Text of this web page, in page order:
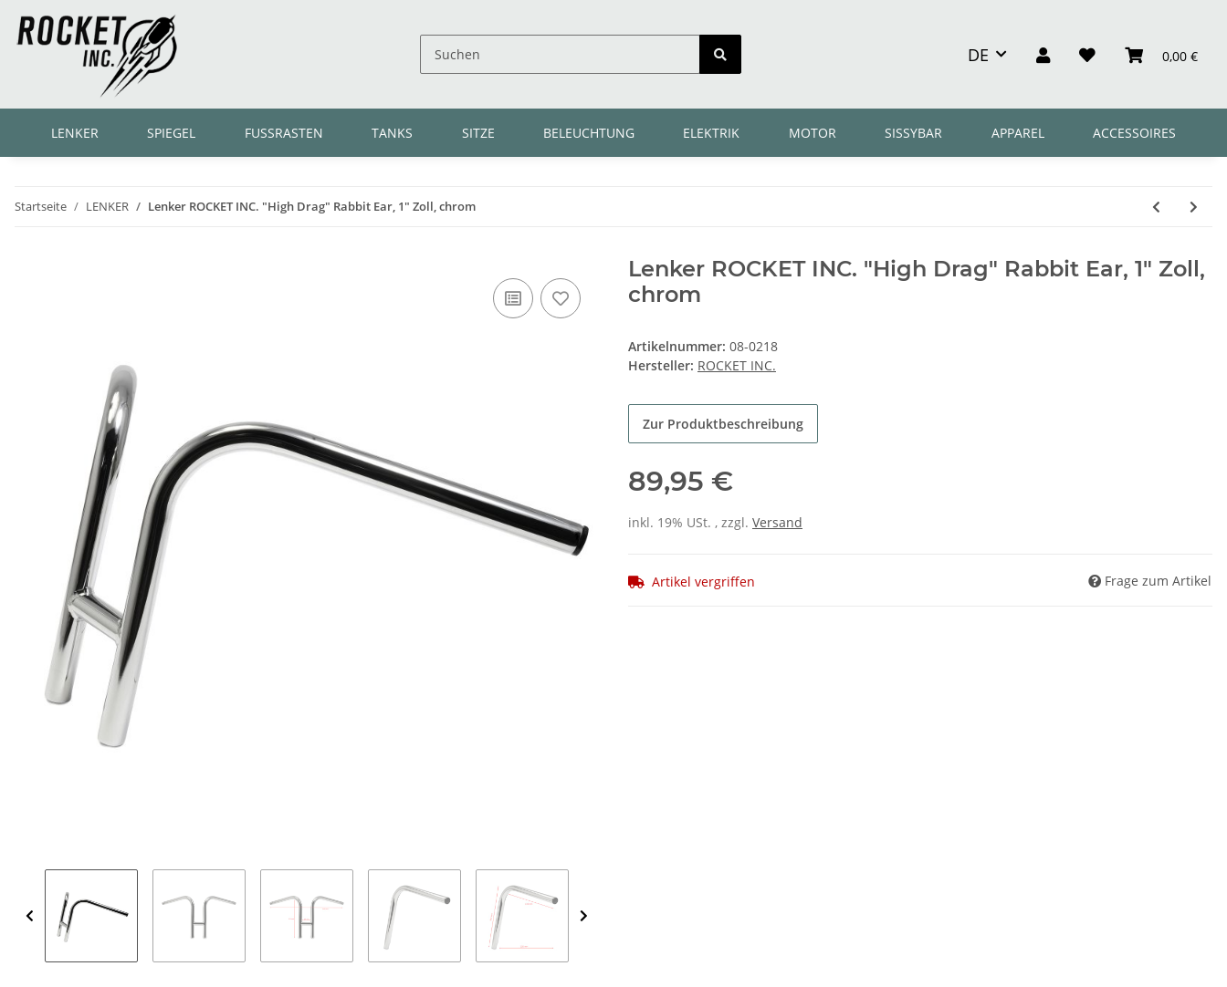
DE 0,00 €
LENKER SPIEGEL FUSSRASTEN TANKS SITZE BELEUCHTUNG ELEKTRIK MOTOR SISSYBAR APPAREL ACCESSOIRES
Startseite LENKER Lenker ROCKET INC. "High Drag" Rabbit Ear, 1" Zoll, chrom
Lenker ROCKET INC. "High Drag" Rabbit Ear, 1" Zoll,
chrom
Artikelnummer: 08-0218
Hersteller: ROCKET INC.
Zur Produktbeschreibung
89,95 €
inkl. 19% USt. , zzgl. Versand
Artikel vergriffen Frage zum Artikel